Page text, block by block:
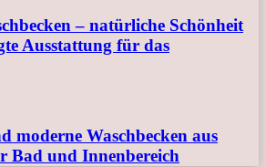
– natürliche Schönheit
Ausstattung für das
moderne Waschbecken aus
Bad und Innenbereich